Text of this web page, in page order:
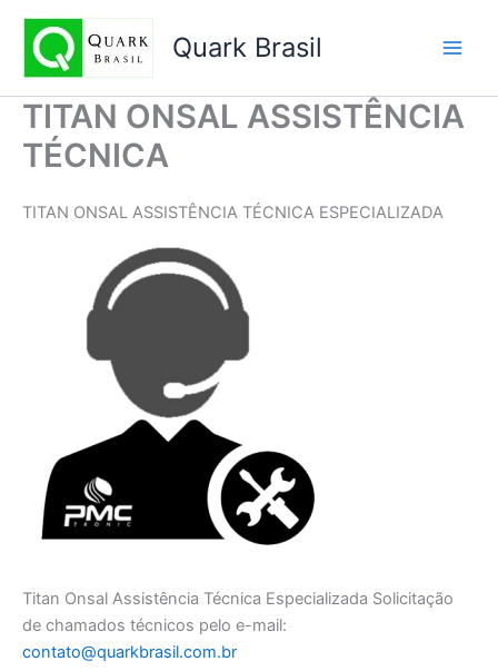
conteúdo
Quark Brasil
TITAN ONSAL ASSISTÊNCIA
TÉCNICA
TITAN ONSAL ASSISTÊNCIA TÉCNICA ESPECIALIZADA
Titan Onsal Assistência Técnica Especializada Solicitação
de chamados técnicos pelo e-mail:
contato@quarkbrasil.com.br